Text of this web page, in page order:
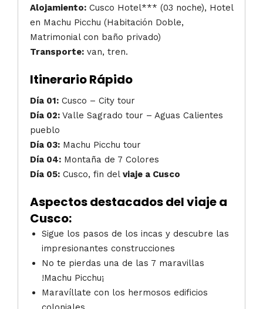
Alojamiento: Cusco Hotel*** (03 noche), Hotel
en Machu Picchu (Habitación Doble,
Matrimonial con baño privado)
Transporte: van, tren.
Itinerario Rápido
Día 01: Cusco – City tour
Día 02: Valle Sagrado tour – Aguas Calientes
pueblo
Día 03: Machu Picchu tour
Día 04: Montaña de 7 Colores
Día 05: Cusco, fin del viaje a Cusco
Aspectos destacados delviaje a
Cusco:
Sigue los pasos de los incas y descubre las
impresionantes construcciones
No te pierdas una de las 7 maravillas
!Machu Picchu¡
Maravíllate con los hermosos edificios